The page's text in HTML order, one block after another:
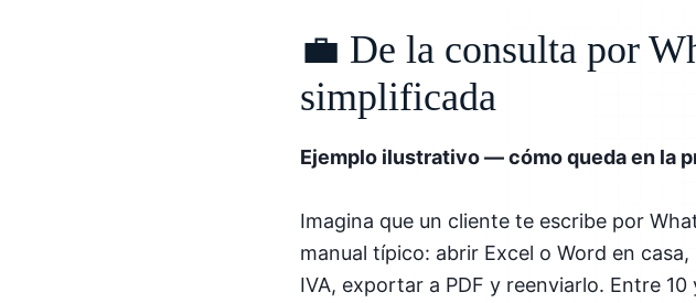
💼 De la consulta por
simplificada
Ejemplo ilustrativo — cómo queda en la
Imagina que un cliente te escribe por
manual típico: abrir Excel o Word en
IVA, exportar a PDF y reenviarlo. Entre